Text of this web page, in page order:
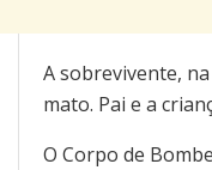
A sobrevivente,
mato. Pai e a
O Corpo de